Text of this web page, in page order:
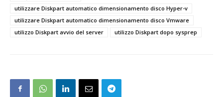
utilizzare Diskpart automatico dimensionamento disco Hyper-v
utilizzare Diskpart automatico dimensionamento disco Vmware
utilizzo Diskpart avvio del server
utilizzo Diskpart dopo sysprep